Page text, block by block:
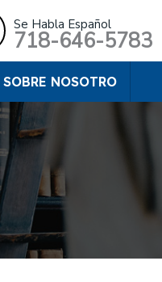
Se Habla Español
718-646-5783
SOBRE NOSOTRO